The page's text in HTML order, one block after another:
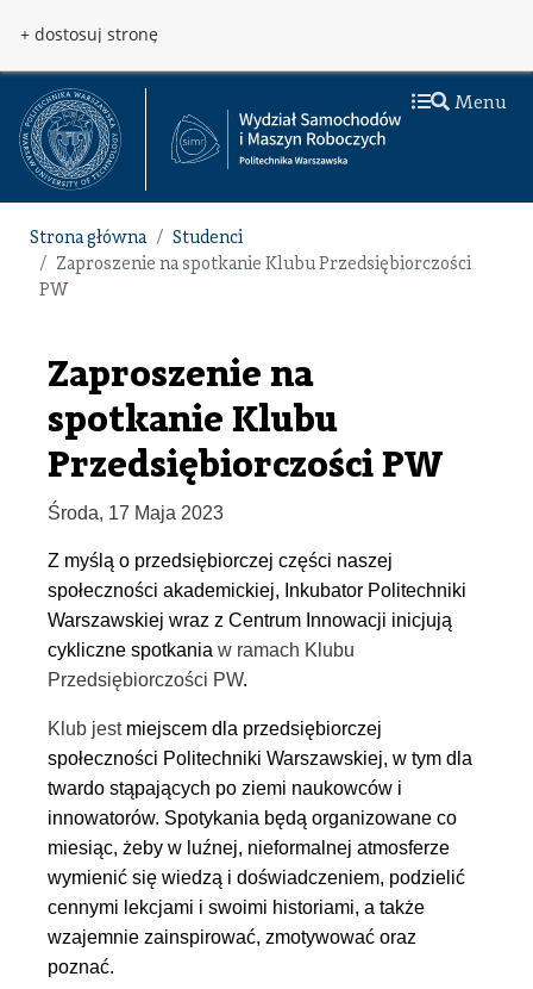
+ dostosuj stronę
Menu
Strona główna
Studenci
Zaproszenie na spotkanie Klubu Przedsiębiorczości
PW
Zaproszenie na
spotkanie Klubu
Przedsiębiorczości PW
Środa, 17 Maja 2023
Z myślą o przedsiębiorczej części naszej
społeczności akademickiej, Inkubator Politechniki
Warszawskiej wraz z Centrum Innowacji inicjują
cykliczne spotkaniaw ramach Klubu
Przedsiębiorczości PW.
Klub jest miejscem dla przedsiębiorczej
społeczności Politechniki Warszawskiej, w tym dla
twardo stąpających po ziemi naukowców i
innowatorów. Spotykania będą organizowane co
miesiąc, żeby w luźnej, nieformalnej atmosferze
wymienić się wiedzą i doświadczeniem, podzielić
cennymi lekcjami i swoimi historiami, a także
wzajemnie zainspirować, zmotywować oraz
poznać.